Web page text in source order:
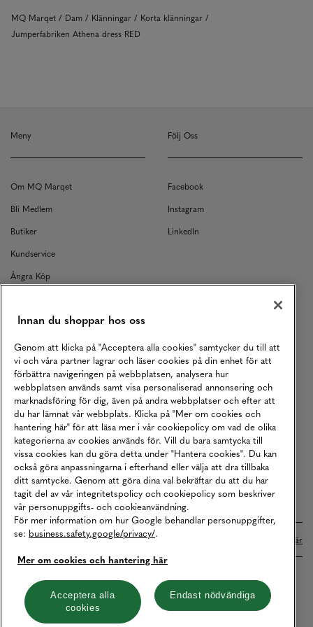
MQ Marqet Dam Klänningar
Korta klänningar
Jumperfabriken Athena dress RED
Meny
Om MQ Marqet
Bli Medlem
Butiker
Kundservice
Ångra Köp
Returer
Köpvillkor
Karriär
Vårt Ansvar
Våra Tjänster
Press
Studentrabatt
B2B
Tillgänglighetsredogörelse
Följ Oss
Facebook
Instagram
LinkedIn
Betalningar online sköts i samarbete med Klarna. Läs mer här
Cookies Integritetspolicy
Hantera cookies
Innan du shoppar hos oss
Genom att klicka på "Acceptera alla cookies" samtycker du till att
vi och våra partner lagrar och läser cookies på din enhet för att
förbättra navigeringen på webbplatsen, analysera hur
webbplatsen används samt visa personaliserad annonsering och
marknadsföring för dig, även på andra webbplatser och efter att
du har lämnat vår webbplats. Klicka på "Mer om cookies och
hantering här" för att läsa mer i vår cookiepolicy om vad de olika
kategorierna av cookies används för. Vill du bara samtycka till
vissa cookies kan du göra detta under "Hantera cookies". Du kan
också göra anpassningarna i efterhand eller välja att dra tillbaka
ditt samtycke. Genom att göra dina val bekräftar du att du har
tagit del av vår integritetspolicy och cookiepolicy som beskriver
vår personuppgifts- och cookieanvändning.
För mer information om hur Google behandlar personuppgifter,
se: business.safety.google/privacy/.
Mer om cookies och hantering här
Acceptera alla
cookies
Endast nödvändiga